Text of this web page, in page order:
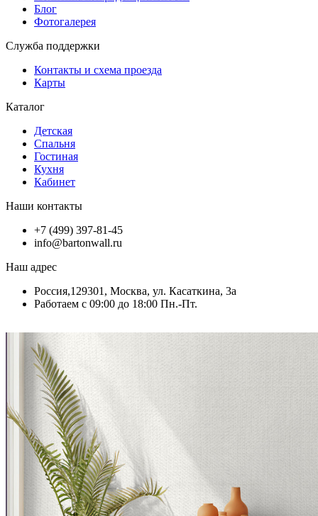
Блог
Фотогалерея
Служба поддержки
Контакты и схема проезда
Карты
Каталог
Детская
Спальня
Гостиная
Кухня
Кабинет
Наши контакты
+7 (499) 397-81-45
info@bartonwall.ru
Наш адрес
Россия,129301, Москва, ул. Касаткина, 3а
Работаем с 09:00 до 18:00 Пн.-Пт.